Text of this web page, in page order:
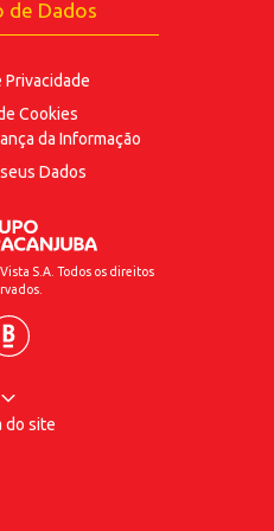
de Dados
Privacidade
Cookies
da Informação
Dados
S.A. Todos os direitos
do site